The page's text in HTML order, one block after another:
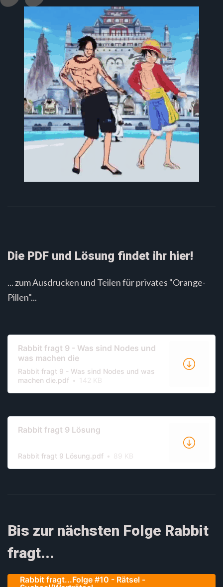
Die PDF und Lösung findet ihr hier!
... zum Ausdrucken und Teilen für privates "Orange-
Pillen"...
Rabbit fragt 9 - Was sind Nodes und
was machen die
Rabbit fragt 9 - Was sind Nodes und was
machen die.pdf
142 KB
Rabbit fragt 9 Lösung
Rabbit fragt 9 Lösung.pdf 89 KB
Bis zur nächsten Folge Rabbit
fragt...
Rabbit fragt...Folge #10 - Rätsel -